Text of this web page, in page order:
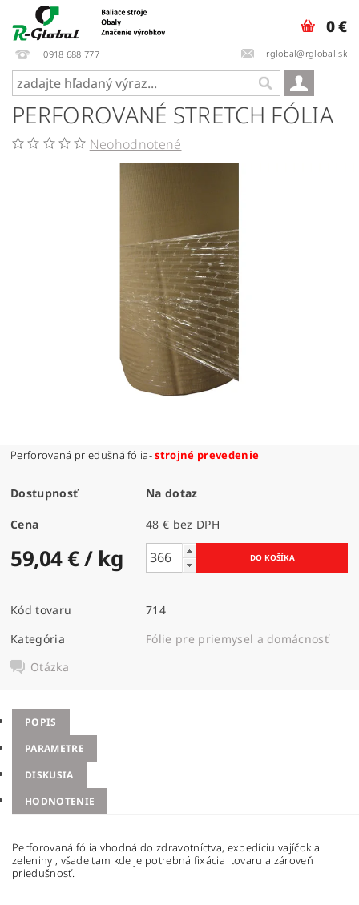
0918 688 777 rglobal@rglobal.sk
0 €
PERFOROVANÉ STRETCH FÓLIA
Neohodnotené
Perforovaná priedušná fólia-strojné prevedenie
Dostupnosť Na dotaz
Cena 48 € bez DPH
59,04 €/ kg
Kód tovaru
714
Kategória
Fólie pre priemysel a domácnosť
Otázka
POPIS
PARAMETRE
DISKUSIA
HODNOTENIE
Perforovaná fólia vhodná do zdravotníctva, expedíciu vajíčok a
zeleniny , všade tam kde je potrebná fixácia tovaru a zároveň
priedušnosť.